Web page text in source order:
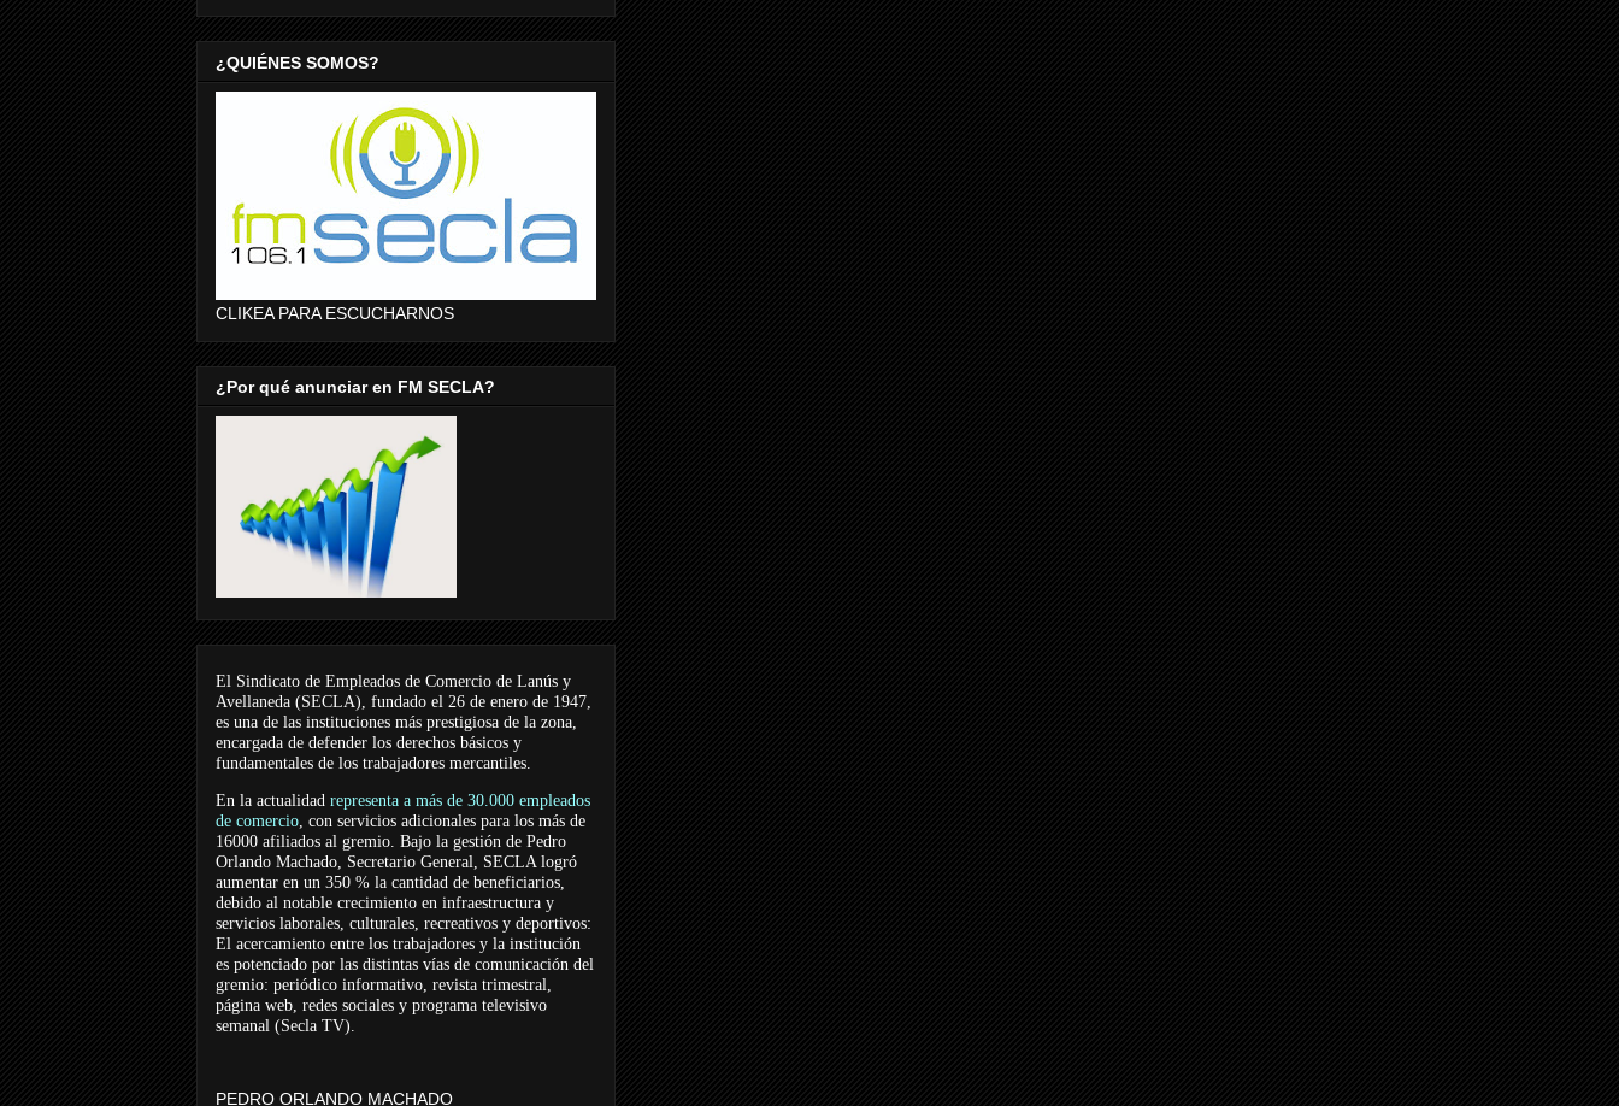
¿QUIÉNES SOMOS?
CLIKEA PARA ESCUCHARNOS
¿Por qué anunciar en FM SECLA?
El Sindicato de Empleados de Comercio de Lanús y
Avellaneda (SECLA), fundado el 26 de enero de 1947,
es una de las instituciones más prestigiosa de la zona,
encargada de defender los derechos básicos y
fundamentales de los trabajadores mercantiles.
En la actualidad representa a más de 30.000 empleados
de comercio, con servicios adicionales para los más de
16000 afiliados al gremio. Bajo la gestión de Pedro
Orlando Machado, Secretario General, SECLA logró
aumentar en un 350 % la cantidad de beneficiarios,
debido al notable crecimiento en infraestructura y
servicios laborales, culturales, recreativos y deportivos:
El acercamiento entre los trabajadores y la institución
es potenciado por las distintas vías de comunicación del
gremio: periódico informativo, revista trimestral,
página web, redes sociales y programa televisivo
semanal (Secla TV).
PEDRO ORLANDO MACHADO